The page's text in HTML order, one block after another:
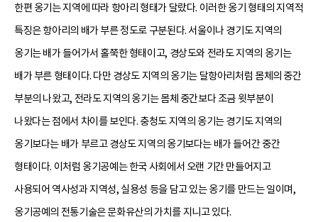
한편 옹기는 지역에 따라 항아리 형태가 달랐다. 이러한 옹기 형태의 지역적
특징은 항아리의 배가 부른 정도로 구분된다. 서울이나 경기도 지역의
옹기는 배가 들어가서 홀쭉한 형태이고, 경상도와 전라도 지역의 옹기는
배가 부른 형태이다. 다만 경상도 지역의 옹기는 달항아리처럼 몸체의 중간
부분의 나왔고, 전라도 지역의 옹기는 몸체 중간보다 조금 윗부분이
나왔다는 점에서 차이를 보인다. 충청도 지역의 옹기는 경기도 지역의
옹기보다는 배가 부르고 경상도 지역의 옹기보다는 배가 들어간 중간
형태이다. 이처럼 옹기공예는 한국 사회에서 오랜 기간 만들어지고
사용되어 역사성과 지역성, 실용성 등을 담고 있는 옹기를 만드는 일이며,
옹기공예의 전통기술은 문화유산의 가치를 지니고 있다.